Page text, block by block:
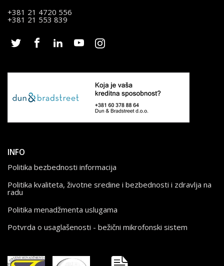
+381 21 4720 556
+381 21 553 839
INFO
Politika bezbednosti informacija
Politika kvaliteta, životne sredine i bezbednosti i zdravlja na
radu
Politika menadžmenta uslugama
Potvrda o usaglašenosti - bežični mikrofonski sistem